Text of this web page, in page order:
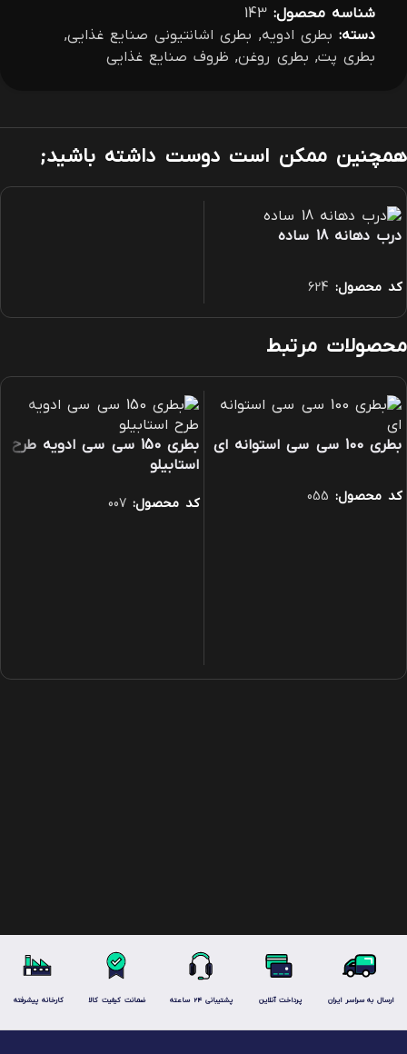
شناسه محصول:143
دسته: بطری ادویه, بطری اشانتیونی صنایع غذایی,
بطری پت, بطری روغن, ظروف صنایع غذایی
همچنین ممکن است دوست داشته باشید;
درب دهانه 18 ساده
کد محصول: 624
محصولات مرتبط
بطری 100 سی سی استوانه ای
کد محصول: 055
بطری 150 سی سی ادویه طرح
استابیلو
کد محصول: 007
ارسال به سراسر ایران پرداخت آنلاین پشتیبانی 24 ساعته ضمانت کیفیت کالا کارخانه پیشرفته